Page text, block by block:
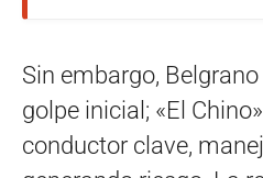
Sin embargo,
golpe inicial; «El
conductor clave,